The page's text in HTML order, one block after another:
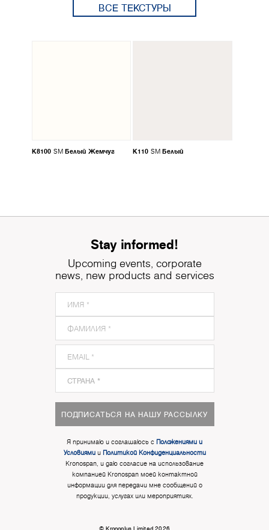
ВСЕ ТЕКСТУРЫ
K8100 SM Белый Жемчуг K110 SM Белый
Stay informed!
Upcoming events, corporate
news, new products and services
ПОДПИСАТЬСЯ НА НАШУ РАССЫЛКУ
Я принимаю и соглашаюсь с Положениями и
Условиямии Политикой Конфиденциальности
Kronospan, и даю согласие на использование
компанией Kronospan моей контактной
информации для передачи мне сообщений о
продукции, услугах или мероприятиях.
© Kronoplus Limited 2026